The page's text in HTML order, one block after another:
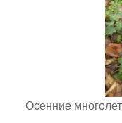
Осенние